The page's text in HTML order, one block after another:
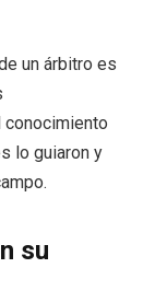
un árbitro es
lo guiaron y
su